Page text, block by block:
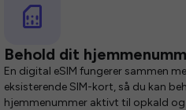
Behold dit
En digital eSIM fungerer sammen
eksisterende SIM-kort, så du kan
hjemmenummer aktivt til opkald og